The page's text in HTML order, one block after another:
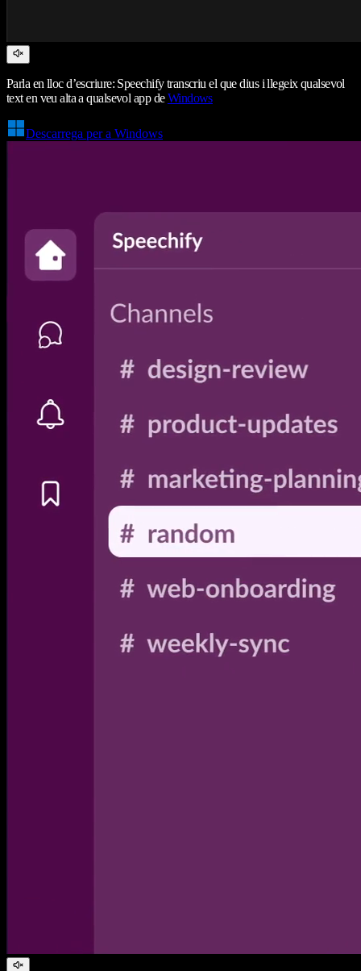
Parla en lloc d’escriure: Speechify transcriu el que dius i llegeix qualsevol
text en veu alta a qualsevol app deWindows
Descarrega per a Windows